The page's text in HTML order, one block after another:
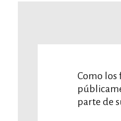
Como los
parte de